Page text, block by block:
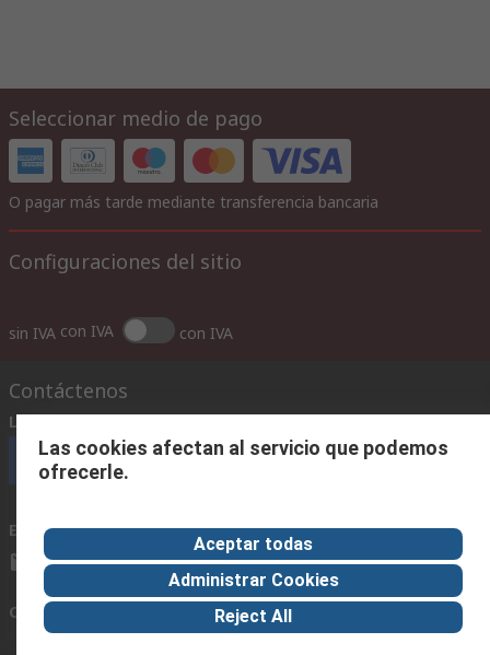
Seleccionar medio de pago
O pagar más tarde mediante transferencia bancaria
Configuraciones del sitio
sin IVA con IVA con IVA
Contáctenos
Llámenos (horario 8.30 - 17.30)
Llámenos
Envíenos un email usualmente respondemos en 24 horas
ventas@rschile.cl
Conectar con nosotros
Las cookies afectan al servicio que podemos
ofrecerle.
Aceptar todas
Administrar Cookies
Reject All